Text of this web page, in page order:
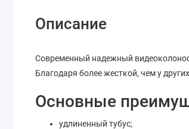
Описание
Современный надежный
Благодаря более жесткой, чем у
Основные
удлиненный тубус;